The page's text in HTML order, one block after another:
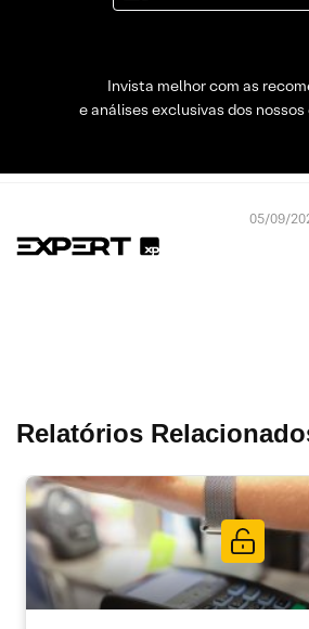
Invista melhor com as
e análises exclusivas dos
05/09/
Relatórios